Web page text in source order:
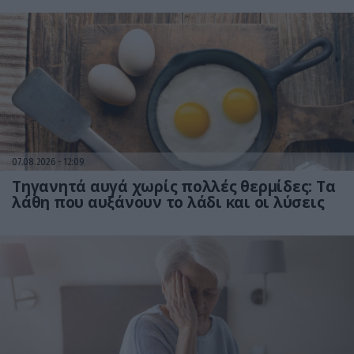
07.08.2026 12:09
Τηγανητά αυγά χωρίς πολλές θερμίδες: Τα
λάθη που αυξάνουν το λάδι και οι λύσεις